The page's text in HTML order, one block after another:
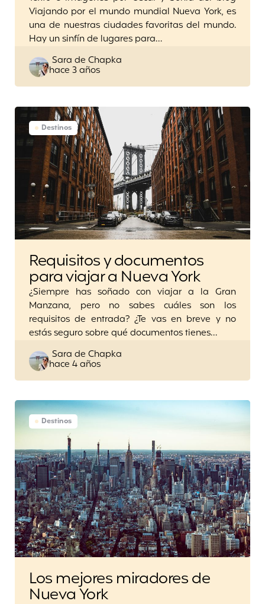
Viajando por el mundo mundial Nueva York, es
una de nuestras ciudades favoritas del mundo.
Hay un sinfín de lugares para…
Posted
by
Sara de Chapka
hace 3 años
Destinos
Requisitos y documentos
para viajar a Nueva York
¿Siempre has soñado con viajar a la Gran
Manzana, pero no sabes cuáles son los
requisitos de entrada? ¿Te vas en breve y no
estás seguro sobre qué documentos tienes…
Posted
by
Sara de Chapka
hace 4 años
Destinos
Los mejores miradores de
Nueva York